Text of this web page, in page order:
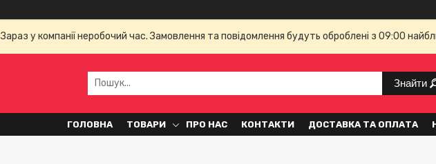
Зараз у компанії неробочий час. Замовлення та повідомлення будуть оброблені з 09:00
Знайти
ГОЛОВНА ТОВАРИ ПРО НАС КОНТАКТИ ДОСТАВКА ТА ОПЛАТА